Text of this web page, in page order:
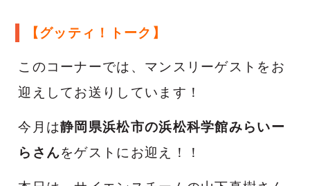
【グッティ！トーク】
このコーナーでは、マンスリーゲストをお
迎えしてお送りしています！
今月は静岡県浜松市の浜松科学館みらいー
らさんをゲストにお迎え！！